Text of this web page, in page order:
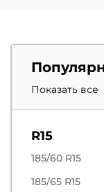
Показать все
R15
185/60 R15
185/65 R15